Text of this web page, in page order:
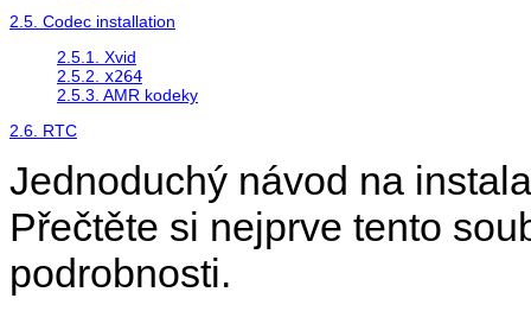
2.5. Codec installation
2.5.1. Xvid
2.5.2. x264
2.5.3. AMR kodeky
2.6. RTC
Jednoduchý návod na
Přečtěte si nejprve tento
podrobnosti.